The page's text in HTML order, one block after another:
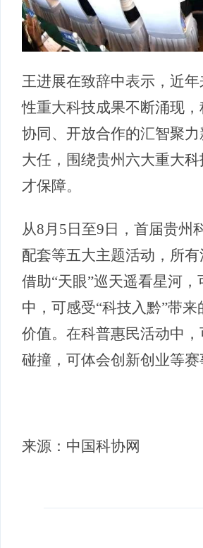
王进展在致辞中表示，近
性重大科技成果不断涌现
协同、开放合作的汇智聚
大任，围绕贵州六大重大
才保障。
从8月5日至9日，首届贵州
配套等五大主题活动，所
借助“天眼”巡天遥看星河
中，可感受“科技入黔”带
价值。在科普惠民活动中
碰撞，可体会创新创业等赛
来源：中国科协网